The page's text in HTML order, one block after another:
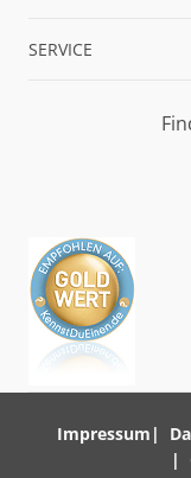
SERVICE
Impressum